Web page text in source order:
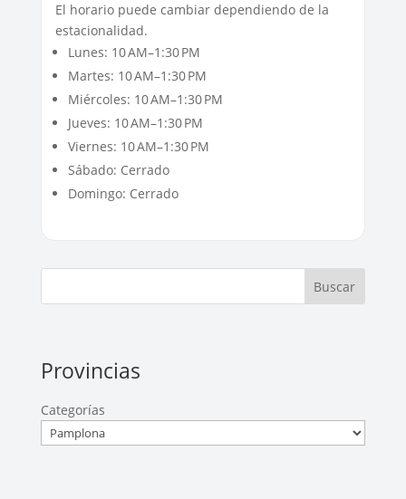
El horario puede cambiar dependiendo de la
estacionalidad.
Lunes: 10 AM–1:30 PM
Martes: 10 AM–1:30 PM
Miércoles: 10 AM–1:30 PM
Jueves: 10 AM–1:30 PM
Viernes: 10 AM–1:30 PM
Sábado: Cerrado
Domingo: Cerrado
Buscar
Provincias
Categorías